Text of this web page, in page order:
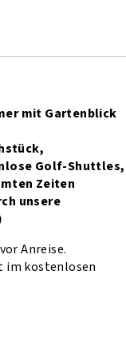
mit Gartenblick
Golf-Shuttles,
Zeiten
unsere
Anreise.
im kostenlosen